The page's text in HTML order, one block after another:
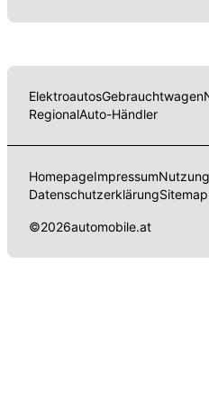
ElektroautosGebrauchtwagen
RegionalAuto-Händler
HomepageImpressum
DatenschutzerklärungSitemap
©2026automobile.at